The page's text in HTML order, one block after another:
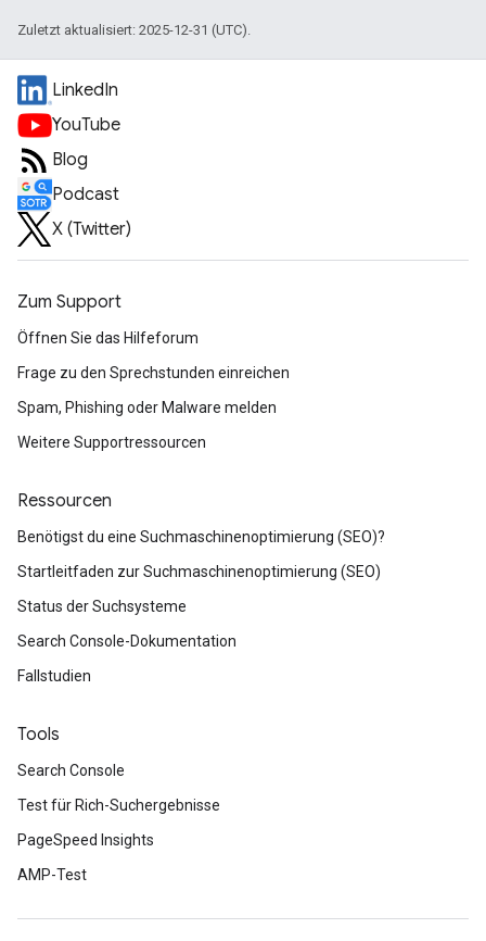
Zuletzt aktualisiert: 2025-12-31 (UTC).
LinkedIn
YouTube
Blog
Podcast
X (Twitter)
Zum Support
Öffnen Sie das Hilfeforum
Frage zu den Sprechstunden einreichen
Spam, Phishing oder Malware melden
Weitere Supportressourcen
Ressourcen
Benötigst du eine Suchmaschinenoptimierung (SEO)?
Startleitfaden zur Suchmaschinenoptimierung (SEO)
Status der Suchsysteme
Search Console-Dokumentation
Fallstudien
Tools
Search Console
Test für Rich-Suchergebnisse
PageSpeed Insights
AMP-Test